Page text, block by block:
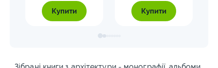
Купити Купити